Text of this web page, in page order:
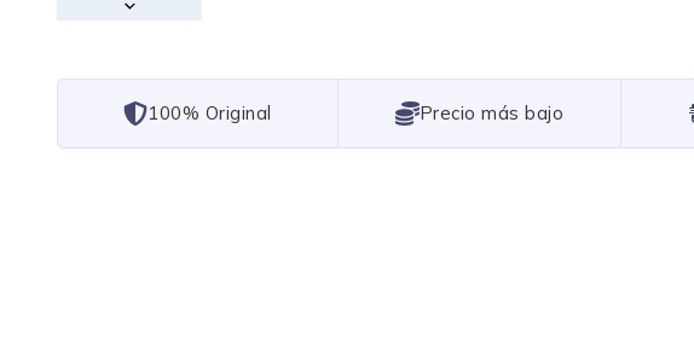
101% Original Lowest Price